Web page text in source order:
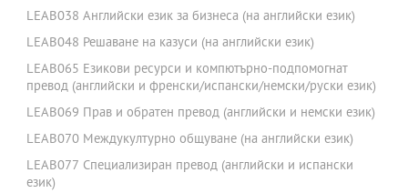
LEAB038 Английски език за бизнеса (на английски език)
LEAB048 Решаване на казуси (на английски език)
LEAB065 Езикови ресурси и компютърно-подпомогнат
превод (английски и френски/испански/немски/руски език)
LEAB069 Прав и обратен превод (английски и немски език)
LEAB070 Междукултурно общуване (на английски език)
LEAB077 Специализиран превод (английски и испански
език)